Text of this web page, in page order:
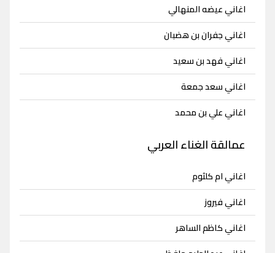
اغاني عيضه المنهالي
اغاني جفران بن هضبان
اغاني فهد بن سعيد
اغاني سعد جمعة
اغاني علي بن محمد
عمالقة الغناء العربي
اغاني ام كلثوم
اغاني فيروز
اغاني كاظم الساهر